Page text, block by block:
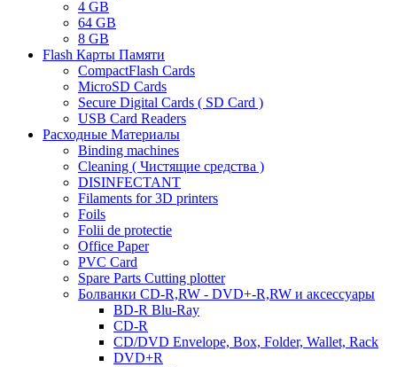
4 GB
64 GB
8 GB
Flash Карты Памяти
CompactFlash Cards
MicroSD Cards
Secure Digital Cards ( SD Card )
USB Card Readers
Расходные Материалы
Binding machines
Cleaning ( Чистящие средства )
DISINFECTANT
Filaments for 3D printers
Foils
Folii de protectie
Office Paper
PVC Card
Spare Parts Cutting plotter
Болванки CD-R,RW - DVD+-R,RW и аксессуары
BD-R Blu-Ray
CD-R
CD/DVD Envelope, Box, Folder, Wallet, Rack
DVD+R